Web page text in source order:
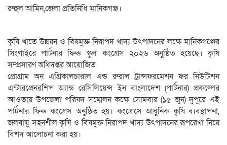
রুহুল আমিন,জেলা প্রতিনিধি মানিকগঞ্জ।
কৃষি খাতে উন্নয়ন ও বিষমুক্ত নিরাপদ খাদ্য উৎপাদনের লক্ষে মানিকগঞ্জের
সিংগাইরে পার্টনার ফিল্ড স্কুল কংগ্রেস ২০২৬ অনুষ্ঠিত হয়েছে। কৃষি
সম্প্রসারণ অধিদপ্তর আয়োজিত
প্রোগ্রাম অন এগ্রিকালচারাল এন্ড রুরাল ট্রান্সফরমেশন ফর নিউটিশন
এন্টারপ্রেনরশিপ অ্যান্ড রেসিলিয়েন্স ইন বাংলাদেশ (পার্টনার) প্রকল্পের
আওতায় উপজেলা পরিষদ সম্মেলন কক্ষে সোমবার (১৫ জুন) দুপুরে এই
পার্টনার ফিল্ড কংগ্রেস অনুষ্ঠিত হয়। কংগ্রেসে আধুনিক কৃষি ব্যবস্থাপনা,
জলবায়ু সহনশীল কৃষি ও বিষমুক্ত নিরাপদ খাদ্য উৎপাদনের রূপরেখা নিয়ে
বিশদ আলোচনা করা হয়।